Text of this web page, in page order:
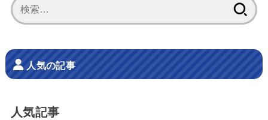
索:
人気の記事
人気記事